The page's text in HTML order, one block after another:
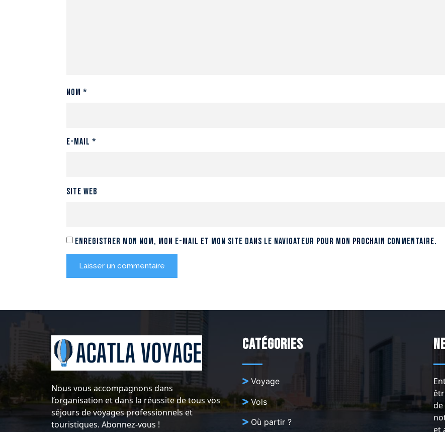
Nom *
E-mail *
Site web
Enregistrer mon nom, mon e-mail et mon site dans le navigateur pour mon prochain commentaire.
Nous vous accompagnons dans
l’organisation et dans la réussite de tous vos
séjours de voyages professionnels et
touristiques. Abonnez-vous !
Catégories
Voyage
Vols
Où partir ?
de
et